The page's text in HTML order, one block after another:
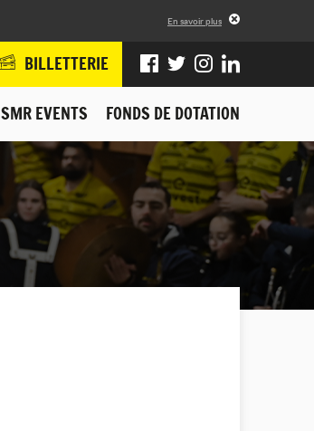
En savoir plus
SMR EVENTS FONDS DE DOTATION
BILLETTERIE